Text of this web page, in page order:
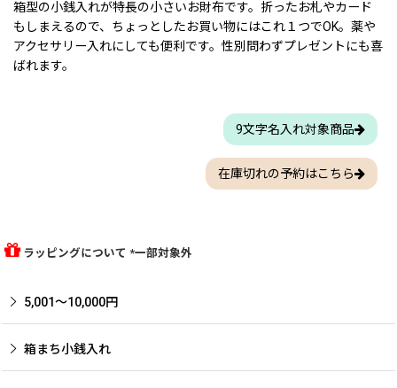
箱型の小銭入れが特長の小さいお財布です。折ったお札やカード
もしまえるので、ちょっとしたお買い物にはこれ１つでOK。薬や
アクセサリー入れにしても便利です。性別問わずプレゼントにも喜
ばれます。
9文字名入れ対象商品
在庫切れの予約はこちら
ラッピングについて *一部対象外
5,001〜10,000円
箱まち小銭入れ